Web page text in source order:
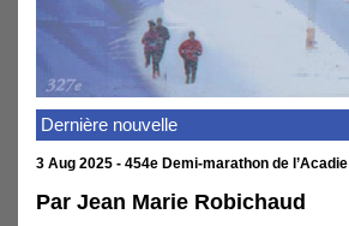
Dernière nouvelle
3 Aug 2025 - 454e Demi-marathon de l’Acadie
Par Jean Marie Robichaud